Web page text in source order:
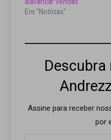
Em "Notícias"
Assine para receber
por